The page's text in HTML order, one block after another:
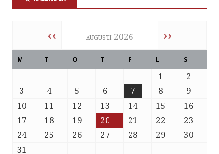
‹‹ augusti 2026 ››
M T O T F L S
1
2
3
4 5 6 7 8
9
10
11 12 13 14 15
16
17
18 19 20 21 22
23
24
25 26 27 28 29
30
31